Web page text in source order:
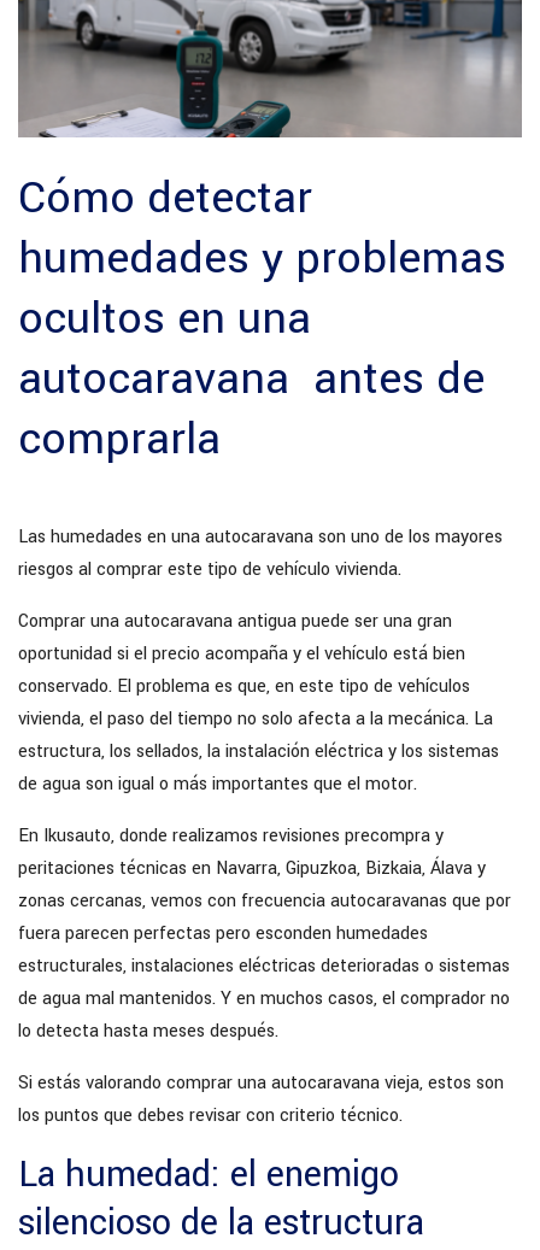
Cómo detectar
humedades y problemas
ocultos en una
autocaravana antes de
comprarla
Las humedades en una autocaravana son uno de los mayores
riesgos al comprar este tipo de vehículo vivienda.
Comprar una autocaravana antigua puede ser una gran
oportunidad si el precio acompaña y el vehículo está bien
conservado. El problema es que, en este tipo de vehículos
vivienda, el paso del tiempo no solo afecta a la mecánica. La
estructura, los sellados, la instalación eléctrica y los sistemas
de agua son igual o más importantes que el motor.
En Ikusauto, donde realizamos revisiones precompra y
peritaciones técnicas en Navarra, Gipuzkoa, Bizkaia, Álava y
zonas cercanas, vemos con frecuencia autocaravanas que por
fuera parecen perfectas pero esconden humedades
estructurales, instalaciones eléctricas deterioradas o sistemas
de agua mal mantenidos. Y en muchos casos, el comprador no
lo detecta hasta meses después.
Si estás valorando comprar una autocaravana vieja, estos son
los puntos que debes revisar con criterio técnico.
La humedad: el enemigo
silencioso de la estructura